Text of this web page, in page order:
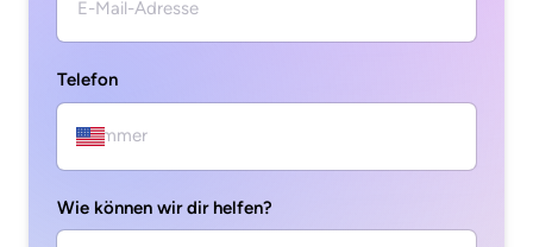
Telefon
Wie können wir dir helfen?